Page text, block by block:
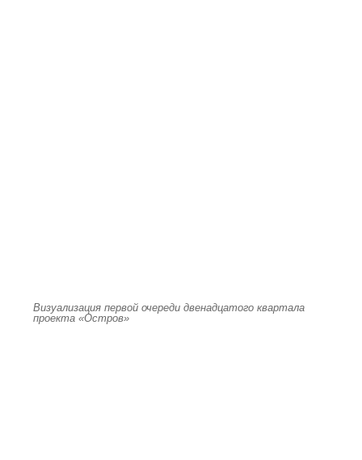
Визуализация первой очереди двенадцатого квартала
проекта «Остров»